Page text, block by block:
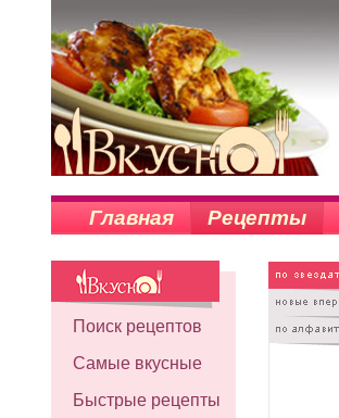
Главная Рецепты
Поиск рецептов
Самые вкусные
Быстрые рецепты